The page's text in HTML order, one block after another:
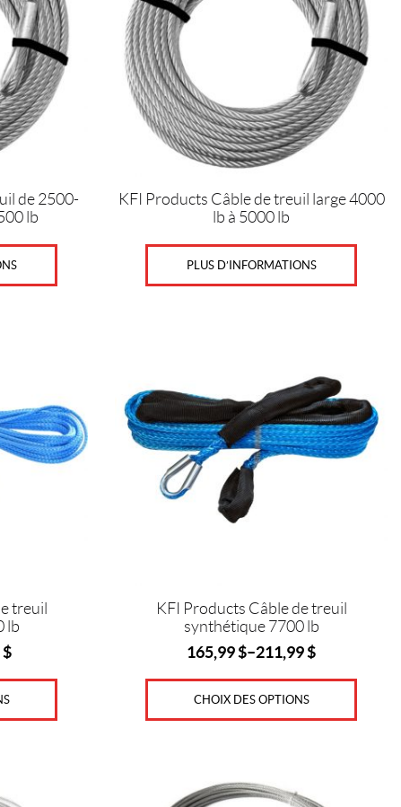
de 2500-
lb
KFI Products Câble de treuil large 4000
lb à 5000 lb
PLUS D’INFORMATIONS
treuil
lb
$
KFI Products Câble de treuil
synthétique 7700 lb
165,99$–211,99$
CHOIX DES OPTIONS
variations.
Les
options
peuvent